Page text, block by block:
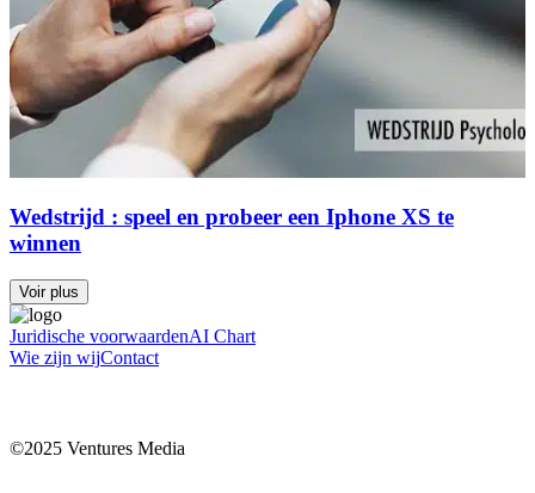
Wedstrijd : speel en probeer een Iphone XS te
winnen
Voir plus
Juridische voorwaardenAI Chart
Wie zijn wijContact
©2025 Ventures Media